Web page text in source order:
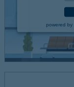
powered by